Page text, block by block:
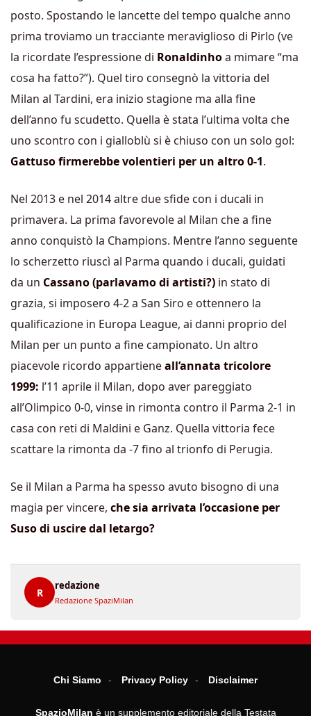
posto. Spostando le lancette del tempo qualche anno
prima troviamo un tracciante meraviglioso di Pirlo (ve
la ricordate l’espressione di Ronaldinhoa mimare “ma
cosa ha fatto?”). Quel tiro consegnò la vittoria del
Milan al Tardini, era inizio stagione ma alla fine
dell’anno fu scudetto. Quella è stata l’ultima volta che
uno scontro con i gialloblù si è chiuso con un solo gol:
Gattuso firmerebbe volentieri per un altro 0-1.
Nel 2013 e nel 2014 altre due sfide con i ducali in
primavera. La prima favorevole al Milan che a fine
anno conquistò la Champions. Mentre l’anno seguente
lo scherzetto riuscì al Parma quando i ducali, guidati
da un Cassano (parlavamo di artisti?) in stato di
grazia, si imposero 4-2 a San Siro e ottennero la
qualificazione in Europa League, ai danni proprio del
Milan per un punto a fine campionato. Un altro
piacevole ricordo appartieneall’annata tricolore
1999: l’11 aprile il Milan, dopo aver pareggiato
all’Olimpico 0-0, vinse in rimonta contro il Parma 2-1 in
casa con reti di Maldini e Ganz. Quella vittoria fece
scattare la rimonta da -7 fino al trionfo di Perugia.
Se il Milan a Parma ha spesso avuto bisogno di una
magia per vincere, che sia arrivata l’occasione per
Suso di uscire dal letargo?
R
redazione
Redazione SpaziMilan
Chi Siamo Privacy Policy Disclaimer
SpazioMilan è un supplemento editoriale della Testata